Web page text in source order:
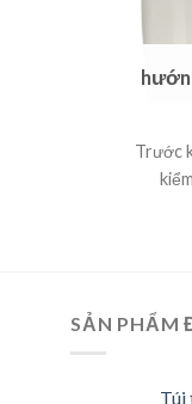
Trước
SẢN PHẨM
Túi